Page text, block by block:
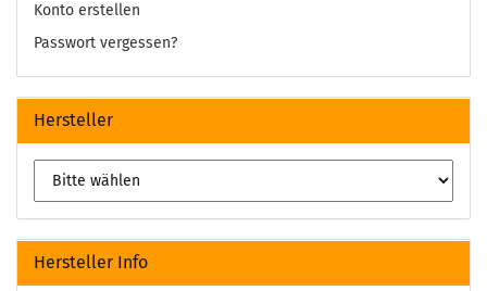
Konto erstellen
Passwort vergessen?
Hersteller
Hersteller Info